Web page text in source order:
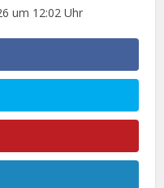
um 12:02 Uhr